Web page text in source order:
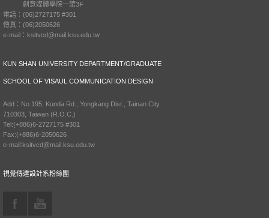
創意媒體學院一館3F
電話：(06)2727175 #301
傳真：(06)2050626
e-mail：ksitvcd@mail.ksu.edu.tw
KUN SHAN UNIVERSITY DEPARTMENT/GRADUATE
SCHOOL OF VISAUL COMMUNICATION DESIGN
Add：No.195, Kunda Rd., Yongkang Dist., Tainan City
710303, Taiwan (R.O.C.)
Tel:(+886)6-2727175 #301
Fax:(+886)6-2050626
e-mail:ksitvcd@mail.ksu.edu.tw
視覺傳達設計系粉絲團